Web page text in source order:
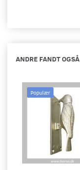
ANDRE FANDT OGSÅ
Populær